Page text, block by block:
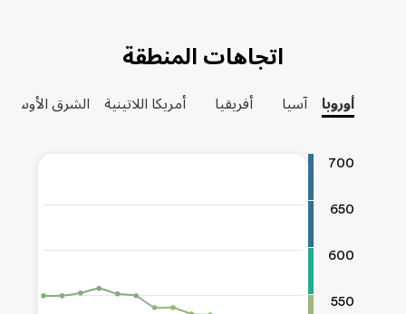
اتجاهات المنطقة
أوروبا آسيا أفريقيا أمريكا اللاتينية الشرق الأوسط
700
650
600
550